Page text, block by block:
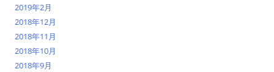
2019年2月
2018年12月
2018年11月
2018年10月
2018年9月